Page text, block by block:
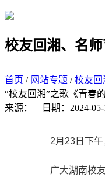
校友回湘、名
首页 / 网站专题 /校友回
“校友回湘”之歌《青春
来源：
日期：2024-
2月23日下午
广大湖南校